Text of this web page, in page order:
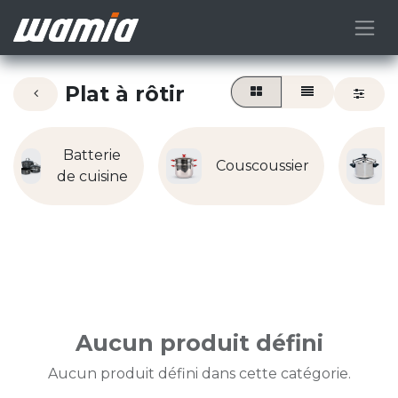
Plat à rôtir
Batterie
de cuisine
Couscoussier
Aucun produit défini
Aucun produit défini dans cette catégorie.